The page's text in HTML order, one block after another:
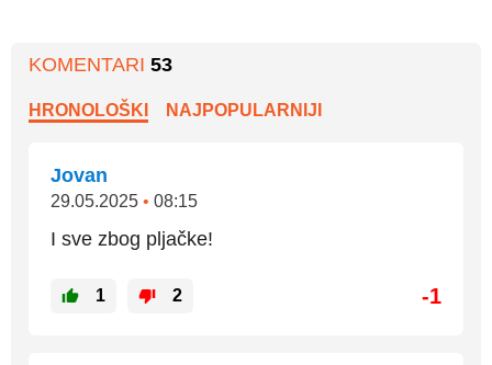
KOMENTARI 53
HRONOLOŠKI NAJPOPULARNIJI
Jovan
29.05.2025 • 08:15
I sve zbog pljačke!
1 2 -1